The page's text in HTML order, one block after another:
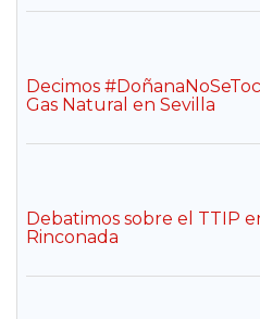
Decimos
Gas Natural en Sevilla
Debatimos sobre el TTIP
Rinconada